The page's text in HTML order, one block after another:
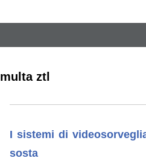
multa ztl
I sistemi di
sosta